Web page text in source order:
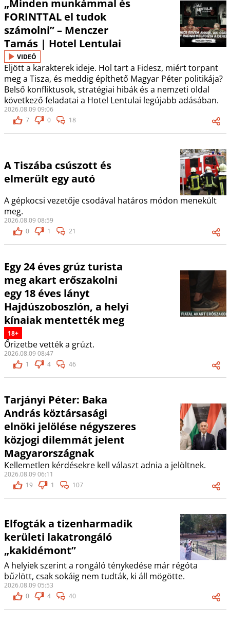
„Minden munkámmal és
FORINTTAL el tudok
számolni” – Menczer
Tamás | Hotel Lentulai
VIDEÓ
Eljött a karakterek ideje. Hol tart a Fidesz, miért torpant
meg a Tisza, és meddig építhető Magyar Péter politikája?
Belső konfliktusok, stratégiai hibák és a nemzeti oldal
következő feladatai a Hotel Lentulai legújabb adásában.
2026.08.09 09:06
7
0 18
A Tiszába csúszott és
elmerült egy autó
A gépkocsi vezetője csodával határos módon menekült
meg.
2026.08.09 08:59
0
1 21
Egy 24 éves grúz turista
meg akart erőszakolni
egy 18 éves lányt
Hajdúszoboszlón, a helyi
kínaiak mentették meg
18+
Őrizetbe vették a grúzt.
2026.08.09 08:47
1
4 46
Tarjányi Péter: Baka
András köztársasági
elnöki jelölése négyszeres
közjogi dilemmát jelent
Magyarországnak
Kellemetlen kérdésekre kell választ adnia a jelöltnek.
2026.08.09 06:11
19
1 107
Elfogták a tizenharmadik
kerületi lakatrongáló
„kakidémont”
A helyiek szerint a rongáló ténykedése már régóta
bűzlött, csak sokáig nem tudták, ki áll mögötte.
2026.08.09 05:53
0
4 40